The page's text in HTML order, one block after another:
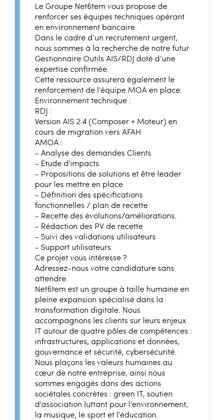
Le Groupe Net6tem vous propose de
renforcer ses équipes techniques opérant
en environnement bancaire.
Dans le cadre d’un recrutement urgent,
nous sommes à la recherche de notre futur
Gestionnaire Outils AIS/RDJ doté d’une
expertise confirmée.
Cette ressource assurera également le
renforcement de l'équipe MOA en place.
Environnement technique :
RDJ :
Version AIS 2.4 (Composer + Moteur) en
cours de migration vers AFAH
AMOA :
- Analyse des demandes Clients
- Etude d'impacts
- Propositions de solutions et être leader
pour les mettre en place
- Définition des spécifications
fonctionnelles / plan de recette
- Recette des évolutions/améliorations.
- Rédaction des PV de recette
- Suivi des validations utilisateurs
- Support utilisateurs
Ce projet vous intéresse ?
Adressez-nous votre candidature sans
attendre.
Net6tem est un groupe à taille humaine en
pleine expansion spécialisé dans la
transformation digitale. Nous
accompagnons les clients sur leurs enjeux
IT autour de quatre pôles de compétences :
infrastructures, applications et données,
gouvernance et sécurité, cybersécurité.
Nous plaçons les valeurs humaines au
cœur de notre entreprise, ainsi nous
sommes engagés dans des actions
sociétales concrètes : green IT, soutien
d'association luttant pour l'environnement,
la musique, le sport et l'éducation.